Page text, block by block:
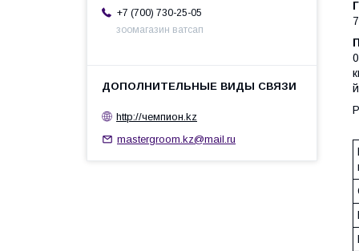
+7 (700) 730-25-05
зоомагазин ватсап
http://чемпион.kz
mastergroom.kz@mail.ru